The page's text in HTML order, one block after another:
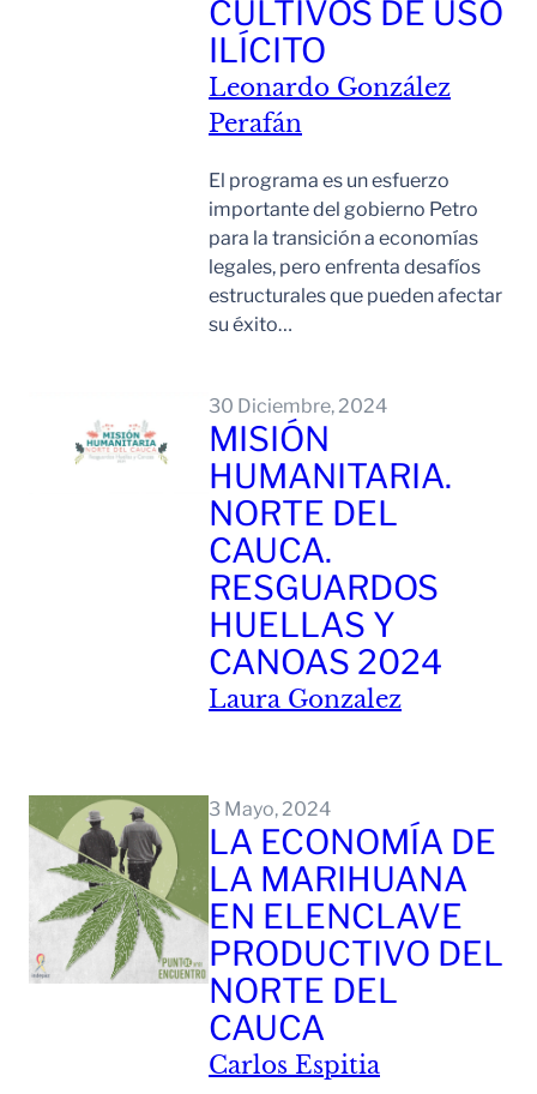
CULTIVOS DE USO
ILÍCITO
Leonardo González
Perafán
El programa es un esfuerzo
importante del gobierno Petro
para la transición a economías
legales, pero enfrenta desafíos
estructurales que pueden afectar
su éxito…
30 Diciembre, 2024
MISIÓN
HUMANITARIA.
NORTE DEL
CAUCA.
RESGUARDOS
HUELLAS Y
CANOAS 2024
Laura Gonzalez
3 Mayo, 2024
LA ECONOMÍA DE
LA MARIHUANA
EN ELENCLAVE
PRODUCTIVO DEL
NORTE DEL
CAUCA
Carlos Espitia